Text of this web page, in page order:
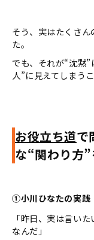
そう、実はたくさん
た。
でも、それが“沈黙
人”に見えてしまうこ
お役立ち道で
な“関わり方”
①小川ひなたの実践
「昨日、実は言い
なんだ」